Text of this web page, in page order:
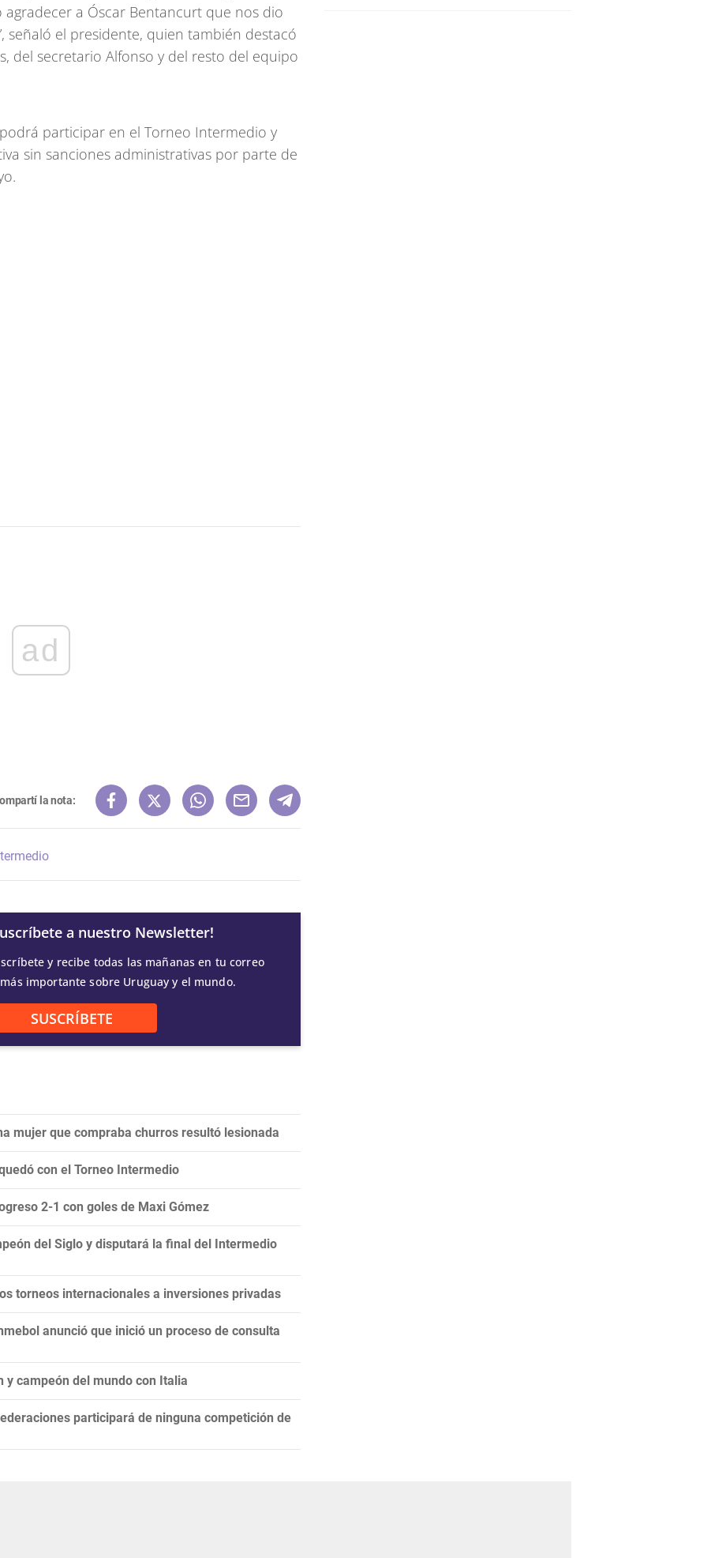
agradecer a Óscar Bentancurt que nos dio
el presidente, quien también destacó
del secretario Alfonso y del resto del equipo
participar en el Torneo Intermedio y
sin sanciones administrativas por parte de
ad
la nota:
a nuestro Newsletter!
y recibe todas las mañanas en tu correo
importante sobre Uruguay y el mundo.
SUSCRÍBETE
mujer que compraba churros resultó lesionada
con el Torneo Intermedio
2-1 con goles de Maxi Gómez
del Siglo y disputará la final del Intermedio
torneos internacionales a inversiones privadas
anunció que inició un proceso de consulta
y campeón del mundo con Italia
participará de ninguna competición de